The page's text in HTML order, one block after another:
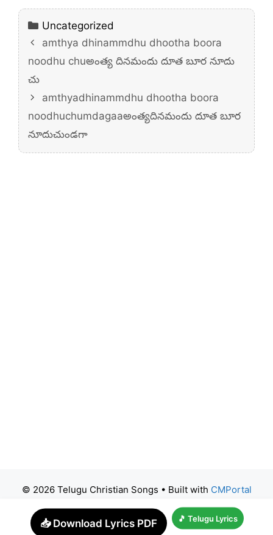
Categories
Uncategorized
amthya dhinammdhu dhootha boora
noodhu chuఅంత్య దినమందు దూత బూర నూదు
చు
amthyadhinammdhu dhootha boora
noodhuchumdagaaఅంత్యదినమందు దూత బూర
నూదుచుండగా
© 2026 Telugu Christian Songs • Built with CMPortal
📥 Download Lyrics PDF 🎵 Telugu Lyrics